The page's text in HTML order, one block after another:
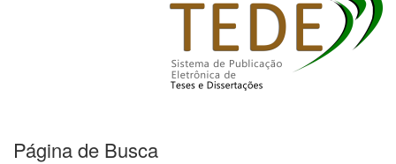
Página de Busca